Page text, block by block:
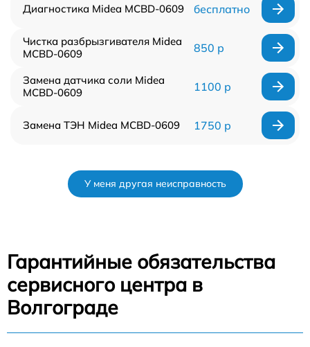
Диагностика Midea MCBD-0609 бесплатно
Чистка разбрызгивателя Midea
MCBD-0609
850 р
Замена датчика соли Midea
MCBD-0609
1100 р
Замена ТЭН Midea MCBD-0609 1750 р
У меня другая неисправность
Гарантийные обязательства
сервисного центра в
Волгограде